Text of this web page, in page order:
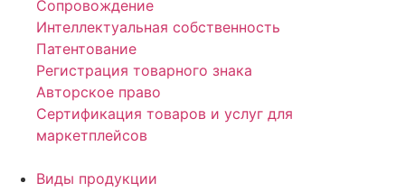
Сопровождение
Интеллектуальная собственность
Патентование
Регистрация товарного знака
Авторское право
Сертификация товаров и услуг для
маркетплейсов
Виды продукции